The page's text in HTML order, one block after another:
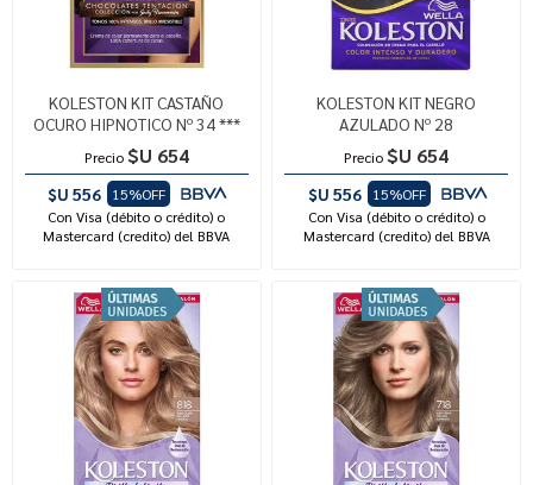
KOLESTON KIT CASTAÑO
OCURO HIPNOTICO Nº 34 ***
Precio $U 654
$U 556
15%OFF
Con Visa (débito o crédito) o
Mastercard (credito) del BBVA
KOLESTON KIT NEGRO
AZULADO Nº 28
Precio $U 654
$U 556
15%OFF
Con Visa (débito o crédito) o
Mastercard (credito) del BBVA